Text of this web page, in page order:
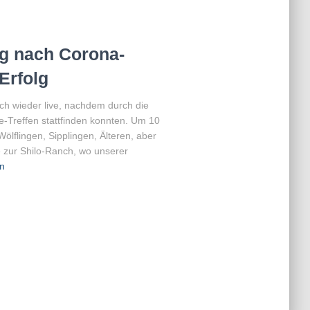
nach Corona-
wieder live, nachdem durch die
Treffen stattfinden konnten. Um 10
Sipplingen, Älteren, aber
Shilo-Ranch, wo unserer